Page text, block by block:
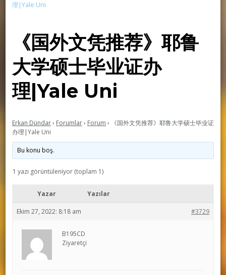
理|Yale Uni
《国外文凭推荐》耶鲁
大学硕士毕业证办
理|Yale Uni
Erkan Dündar› Forumlar› Forum ›
《国外文凭推荐》耶鲁大学硕士毕业证
办理|Yale Uni
Bu konu boş.
1 yazı görüntüleniyor (toplam 1)
Yazar Yazılar
Ekim 27, 2022: 8:18 am #3729
B195CD
Ziyaretçi